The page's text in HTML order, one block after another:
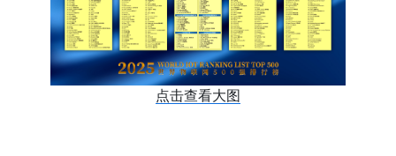
点击查看大图